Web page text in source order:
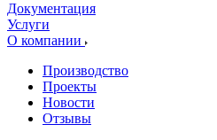
Документация
Услуги
О компании
Производство
Проекты
Новости
Отзывы